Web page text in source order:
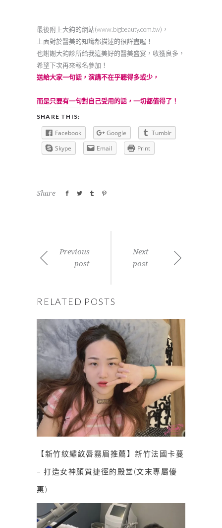
最後附上大鈞的網站(www.bigbeauty.com.tw)，
上面對於醫美的知識都描述的很詳盡喔！
也謝謝大鈞診所給我這美好的醫美盛宴，收獲良多，
希望下次再來報名參加！
送給大家一句話，演講不在乎聽得多或少，
而是只要有一句對自己受用的話，一切都值得了！
SHARE THIS:
Facebook Google
Tumblr
Skype
Email Print
Share
Previous
post
Next
post
RELATED POSTS
【新竹紋繡紋唇霧眉推薦】新竹法國卡蔓
– 打造女神顏質捷徑的殿堂(文末專屬優
惠)